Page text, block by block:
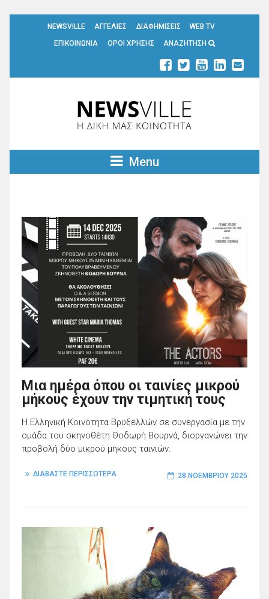
NEWSVILLE ΑΓΓΕΛΙΕΣ ΔΙΑΦΗΜΙΣΕΙΣ
WEB TV
ΕΠΙΚΟΙΝΩΝΙΑ
ΟΡΟΙ ΧΡΗΣΗΣ ΑΝΑΖΗΤΗΣΗ
Menu
Μια ημέρα όπου οι ταινίες μικρού
μήκους έχουν την τιμητική τους
Η Ελληνική Κοινότητα Βρυξελλών σε συνεργασία με την
ομάδα του σκηνοθέτη Θοδωρή Βουρνά, διοργανώνει την
προβολή δύο μικρού μήκους ταινιών.
ΔΙΑΒΑΣΤΕ ΠΕΡΙΣΣΟΤΕΡΑ 28 ΝΟΕΜΒΡΊΟΥ 2025